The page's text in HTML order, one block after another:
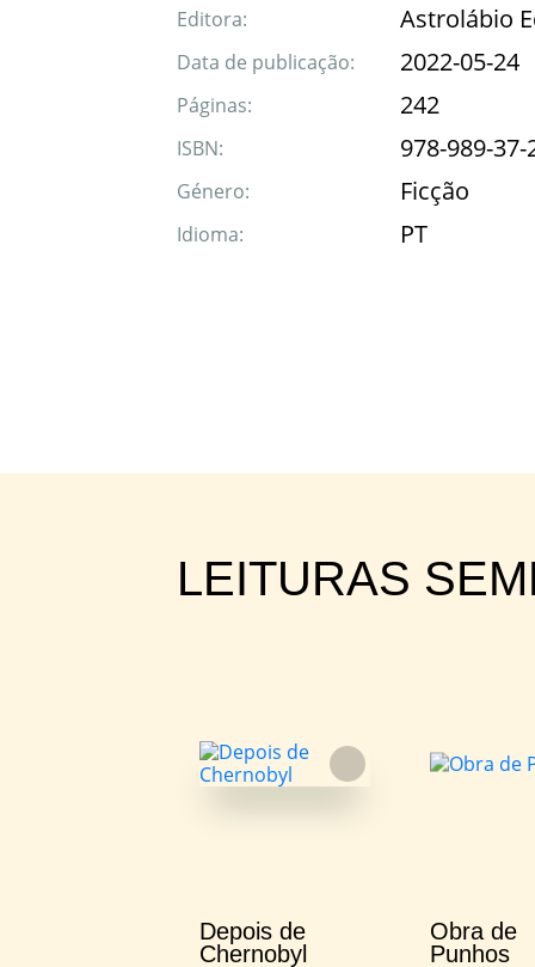
Editora: Astrolábio
Data de publicação: 2022-05-24
Páginas: 242
ISBN: 978-989-37-
Género: Ficção
Idioma: PT
LEITURAS
FAVORITO
Depois de
Chernobyl
Obra de
Punhos